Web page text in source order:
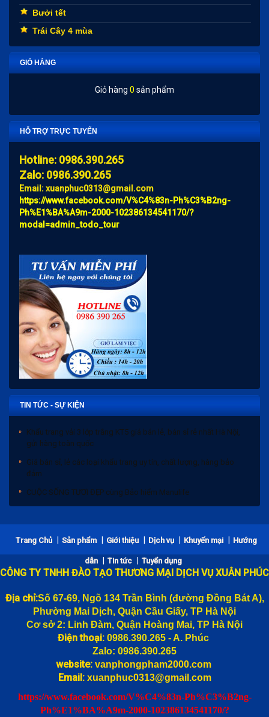
Bưởi tết
Trái Cây 4 mùa
GIỎ HÀNG
Giỏ hàng 0 sản phẩm
HỖ TRỢ TRỰC TUYẾN
Hotline: 0986.390.265
Zalo: 0986.390.265
Email: xuanphuc0313@gmail.com
https://www.facebook.com/V%C4%83n-Ph%C3%B2ng-
Ph%E1%BA%A9m-2000-102386134541170/?
modal=admin_todo_tour
TIN TỨC - SỰ KIỆN
gửi hàng toàn quốc
Giá bán sỉ, lẻ các loại khẩu trang uy tín, chất lượng, hàng bảo
đảm
Khẩu trang vải 3 lớp trắng KT5 giá bán lẻ, bán sỉ rẻ nhất Hà Nội,
gửi hàng toàn quốc
Giá bán sỉ, lẻ các loại khẩu trang uy tín, chất lượng, hàng bảo
CUỘC SỐNG TƯƠI ĐẸP cùng Bảo hiểm Manulife
Trang Chủ | Sản phẩm | Giới thiệu | Dịch vụ | Khuyến mại | Hướng
dẫn | Tin tức | Tuyển dụng
CÔNG TY TNHH ĐÀO TẠO THƯƠNG MẠI DỊCH VỤ XUÂN PHÚC
Địa chỉ:Số 67-69, Ngõ 134 Trần Bình (đường Đồng Bát A),
Phường Mai Dịch, Quận Cầu Giấy, TP Hà Nội
Cơ sở 2: Linh Đàm, Quận Hoàng Mai, TP Hà Nội
Điện thoại: 0986.390.265 - A. Phúc
Zalo: 0986.390.265
website: vanphongpham2000.com
Email: xuanphuc0313@gmail.com
https://www.facebook.com/V%C4%83n-Ph%C3%B2ng-
Ph%E1%BA%A9m-2000-102386134541170/?